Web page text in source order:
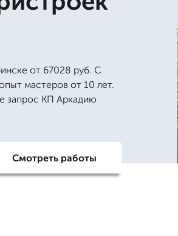
от 67028 руб. С
мастеров от 10 лет.
запрос КП Аркадию
Смотреть работы